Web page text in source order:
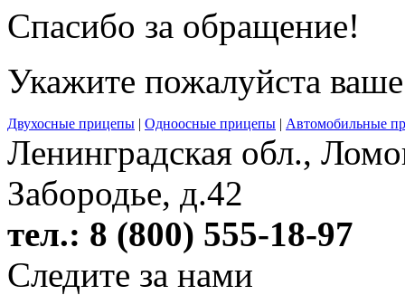
Спасибо за обращение!
Укажите пожалуйста
Двухосные прицепы | Одноосные прицепы | Автомобильные
Ленинградская обл.,
Забородье, д.42
тел.: 8 (800) 555-18-97
Следите за нами